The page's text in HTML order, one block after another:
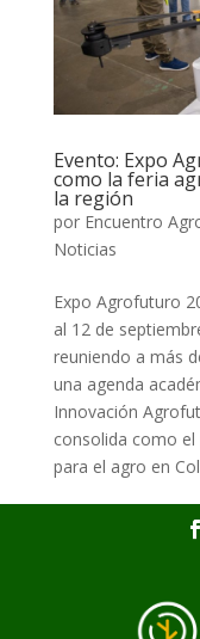
Evento: Expo
como la feria
la región
por Encuentro
Noticias
Expo Agrofuturo
al 12 de
reuniendo a más
una agenda
Innovación
consolida como
para el agro en